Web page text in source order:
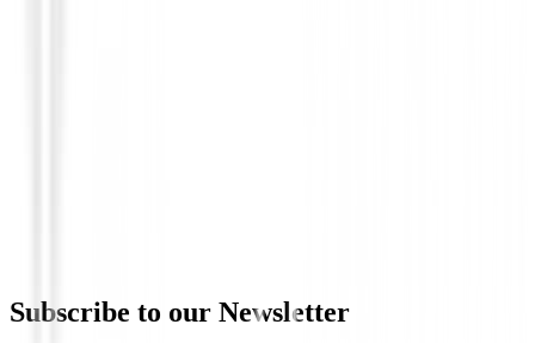
Subscribe to our Newsletter